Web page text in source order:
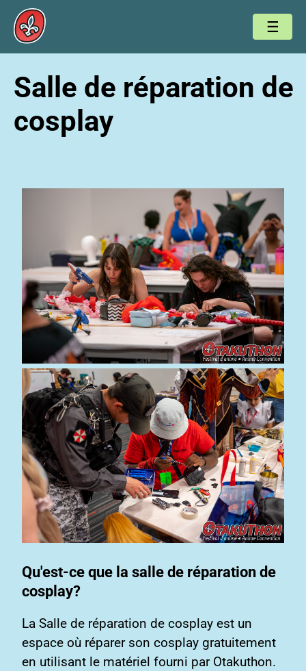
Salle de réparation de
cosplay
Qu'est-ce que la salle de réparation de
cosplay?
La Salle de réparation de cosplay est un
espace où réparer son cosplay gratuitement
en utilisant le matériel fourni par Otakuthon.